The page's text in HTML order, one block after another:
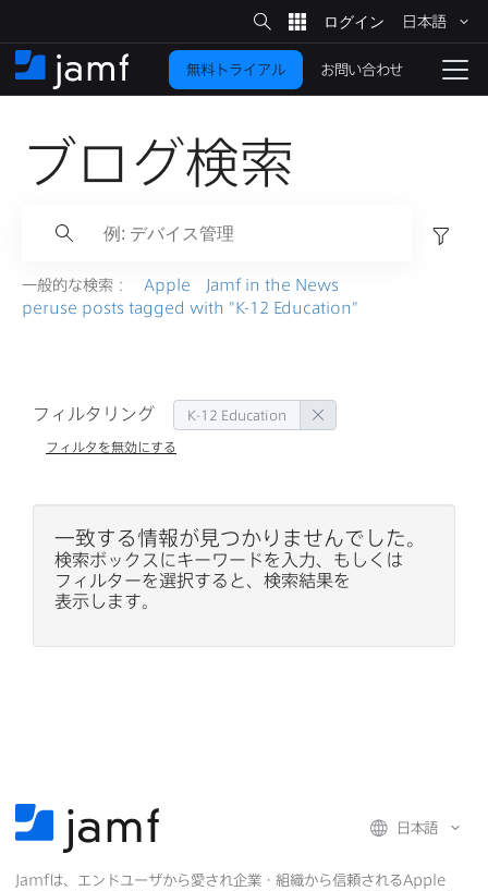
イ
ン
コ
ツ
サ
イ
ト
検
索
日本語
ホ
ー
ナ
無料トライアル お問い合わせ
ブログ検索
一般的な​検索： Apple
Jamf in the News
peruse posts tagged with " K-12 Education "
フィルタリング K-12 Education
フィルタを無効にする
一致する​情報が​見つかりませんでした。
検索ボックスに​キーワードを​入力、​もしくは​
フィルターを​選択すると、​検索結果を​
表示します。
日本語
Jamfは、​エンドユーザから​愛され企業・組織から​信頼されるApple